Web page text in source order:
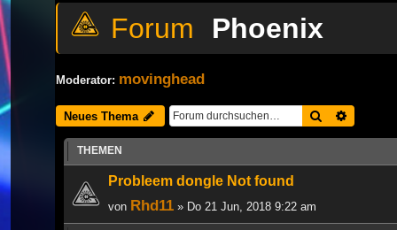
Phoenix
Moderator: movinghead
Neues Thema Suche
THEMEN
Probleem dongle Not found
von Rhd11 » Do 21 Jun, 2018 9:22 am